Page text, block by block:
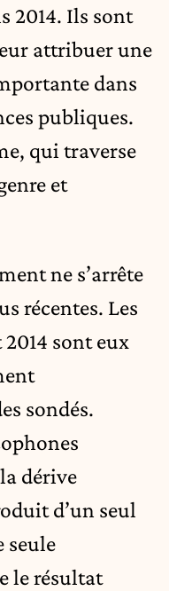
2014. Ils sont
attribuer une
dans
publiques.
qui traverse
et
ne s’arrête
récentes. Les
2014 sont eux
sondés.
dérive
d’un seul
seule
le résultat